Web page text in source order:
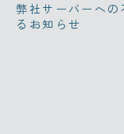
弊社サーバーへ
るお知らせ